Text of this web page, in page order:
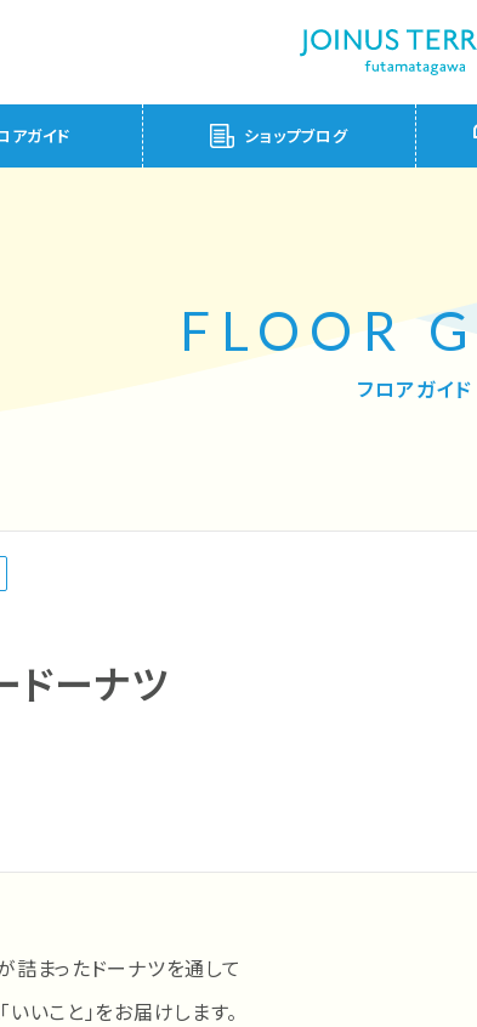
アガイド ショップブログ
FLOOR
フロアガイド
ドーナツ
詰まったドーナツを通して
いこと」をお届けします。